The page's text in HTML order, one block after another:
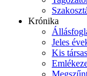
Krónika
Jeles
Kis